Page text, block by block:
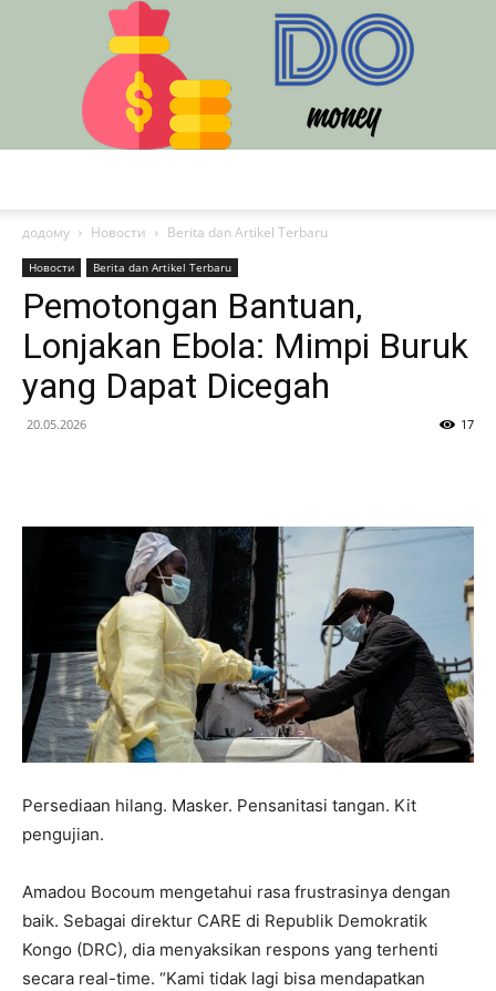
додому
Новости Berita dan Artikel Terbaru
Новости Berita dan Artikel Terbaru
Pemotongan Bantuan,
Lonjakan Ebola: Mimpi Buruk
yang Dapat Dicegah
20.05.2026 17
Persediaan hilang. Masker. Pensanitasi tangan. Kit
pengujian.
Amadou Bocoum mengetahui rasa frustrasinya dengan
baik. Sebagai direktur CARE di Republik Demokratik
Kongo (DRC), dia menyaksikan respons yang terhenti
secara real-time. “Kami tidak lagi bisa mendapatkan